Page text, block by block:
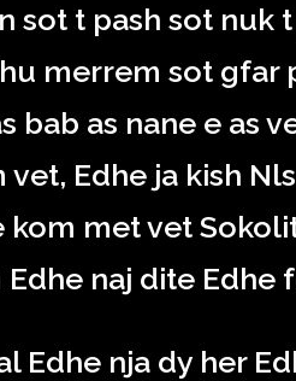
sot t pash sot nuk
merrem sot gfar
bab as nane e as
vet, Edhe ja kish
kom met vet
naj dite Edhe
Edhe nja dy her